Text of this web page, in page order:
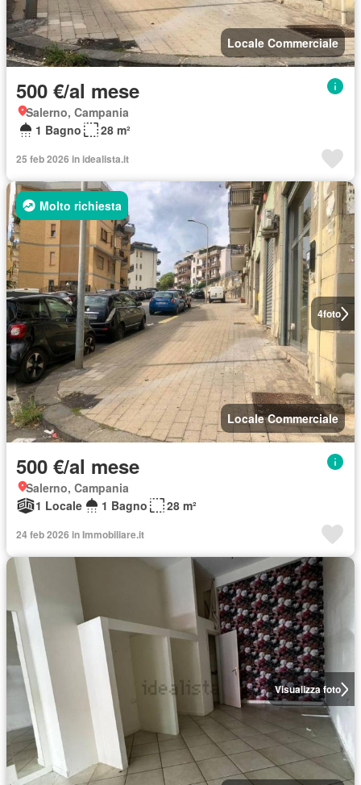
Locale Commerciale
500 €/al mese
Salerno, Campania
1 Bagno
28 m²
25 feb 2026 in idealista.it
4foto
Molto richiesta
Locale Commerciale
500 €/al mese
Salerno, Campania
1 Locale
1 Bagno 28 m²
24 feb 2026 in Immobiliare.it
Visualizza foto